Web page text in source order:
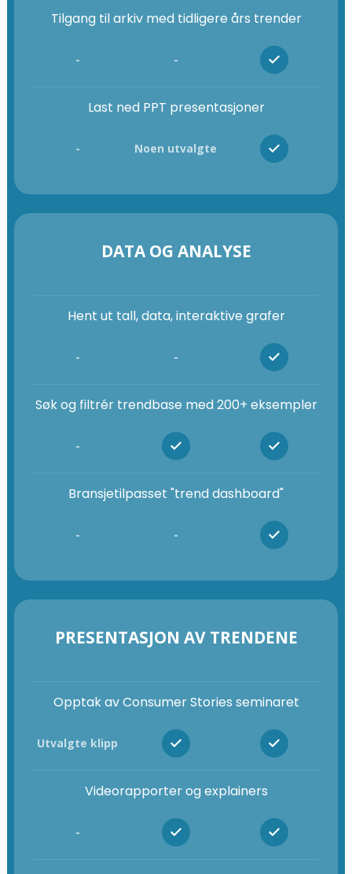
Tilgang til arkiv med tidligere års trender
- -
Last ned PPT presentasjoner
- Noen utvalgte
DATA OG ANALYSE
Hent ut tall, data, interaktive grafer
- -
Søk og filtrér trendbase med 200+ eksempler
-
Bransjetilpasset "trend dashboard"
- -
PRESENTASJON AV TRENDENE
Opptak av Consumer Stories seminaret
Utvalgte klipp
Videorapporter og explainers
-